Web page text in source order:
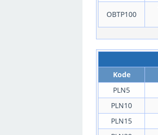
OBTP100
Kode
PLN5
PLN10
PLN15